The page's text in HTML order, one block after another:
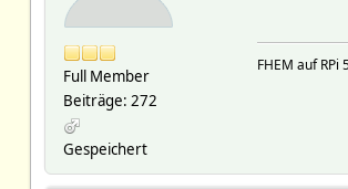
Full Member
Beiträge: 272
Gespeichert
FHEM auf